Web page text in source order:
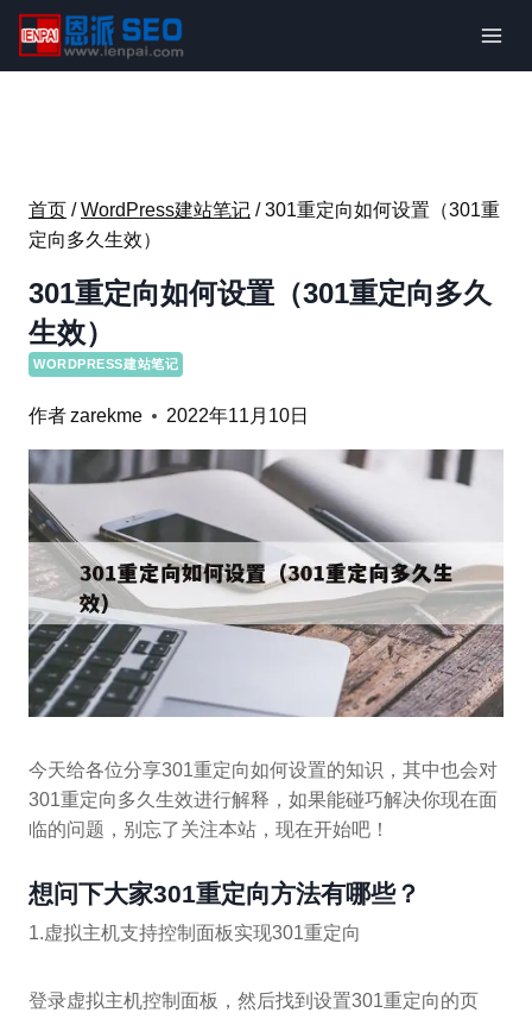
内
首页 / WordPress建站笔记 / 301重定向如何设置（301重
定向多久生效）
301重定向如何设置（301重定向多久
生效）
WORDPRESS建站笔记
作者zarekme 2022年11月10日
今天给各位分享301重定向如何设置的知识，其中也会对
301重定向多久生效进行解释，如果能碰巧解决你现在面
临的问题，别忘了关注本站，现在开始吧！
想问下大家301重定向方法有哪些？
1.虚拟主机支持控制面板实现301重定向
登录虚拟主机控制面板，然后找到设置301重定向的页